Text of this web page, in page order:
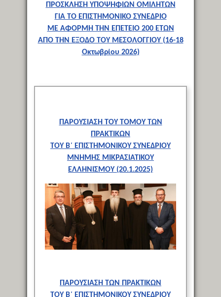
ΠΡΟΣΚΛΗΣΗ ΥΠΟΨΗΦΙΩΝ ΟΜΙΛΗΤΩΝ
ΓΙΑ ΤΟ ΕΠΙΣΤΗΜΟΝΙΚΟ ΣΥΝΕΔΡΙΟ
ΜΕ ΑΦΟΡΜΗ ΤΗΝ ΕΠΕΤΕΙΟ 200 ΕΤΩΝ
ΑΠΟ ΤΗΝ ΕΞΟΔΟ ΤΟΥ ΜΕΣΟΛΟΓΓΙΟΥ (16-18
Οκτωβρίου 2026)
ΠΑΡΟΥΣΙΑΣΗ ΤΟΥ ΤΟΜΟΥ ΤΩΝ
ΠΡΑΚΤΙΚΩΝ
ΤΟΥ Β΄ ΕΠΙΣΤΗΜΟΝΙΚΟΥ ΣΥΝΕΔΡΙΟΥ
ΜΝΗΜΗΣ ΜΙΚΡΑΣΙΑΤΙΚΟΥ
ΕΛΛΗΝΙΣΜΟΥ (20.1.2025)
ΠΑΡΟΥΣΙΑΣΗ ΤΩΝ ΠΡΑΚΤΙΚΩΝ
ΤΟΥ Β΄ ΕΠΙΣΤΗΜΟΝΙΚΟΥ ΣΥΝΕΔΡΙΟΥ